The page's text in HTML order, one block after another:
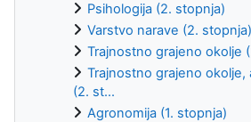
Psihologija (2. stopnja)
Varstvo narave (2.
Trajnostno grajeno okolje
Trajnostno grajeno okolje,
(2. st...
Agronomija (1. stopnja)